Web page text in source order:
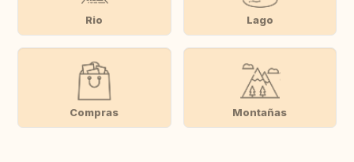
Rio Lago
Compras Montañas